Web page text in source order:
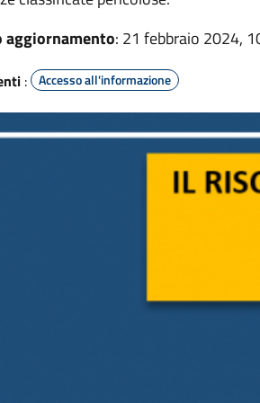
aggiornamento: 21 febbraio 2024,
: Accesso all'informazione